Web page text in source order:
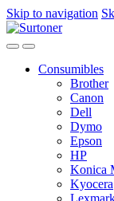
Skip to navigation
Consumibles
Brother
Canon
Dell
Dymo
Epson
HP
Konica
Kyocera